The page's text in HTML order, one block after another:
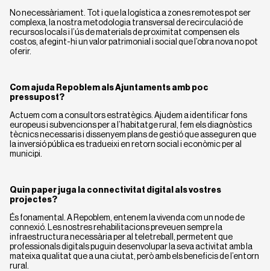
No necessàriament. Tot i que la logística a zones remotes pot ser
complexa, la nostra metodologia transversal de recirculació de
recursos locals i l’ús de materials de proximitat compensen els
costos, afegint-hi un valor patrimonial i social que l’obra nova no pot
oferir.
Com ajuda Repoblem als Ajuntaments amb poc
pressupost?
Actuem com a consultors estratègics. Ajudem a identificar fons
europeus i subvencions per a l’habitatge rural, fem els diagnòstics
tècnics necessaris i dissenyem plans de gestió que asseguren que
la inversió pública es tradueixi en retorn social i econòmic per al
municipi.
Quin paper juga la connectivitat digital als vostres
projectes?
És fonamental. A Repoblem, entenem la vivenda com un node de
connexió. Les nostres rehabilitacions preveuen sempre la
infraestructura necessària per al teletreball, permetent que
professionals digitals puguin desenvolupar la seva activitat amb la
mateixa qualitat que a una ciutat, però amb els beneficis de l’entorn
rural.